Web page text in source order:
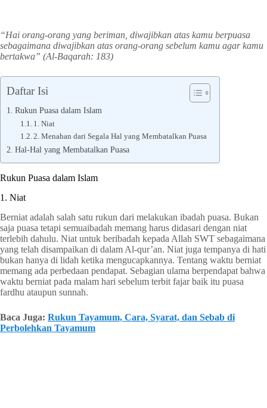
“Hai orang-orang yang beriman, diwajibkan atas kamu berpuasa
sebagaimana diwajibkan atas orang-orang sebelum kamu agar kamu
bertakwa” (Al-Baqarah: 183)
Daftar Isi
Rukun Puasa dalam Islam
1. Niat
2. Menahan dari Segala Hal yang Membatalkan Puasa
Hal-Hal yang Membatalkan Puasa
Rukun Puasa dalam Islam
1. Niat
Berniat adalah salah satu rukun dari melakukan ibadah puasa. Bukan
saja puasa tetapi semuaibadah memang harus didasari dengan niat
terlebih dahulu. Niat untuk beribadah kepada Allah SWT sebagaimana
yang telah disampaikan di dalam Al-qur’an. Niat juga tempanya di hati
bukan hanya di lidah ketika mengucapkannya. Tentang waktu berniat
memang ada perbedaan pendapat. Sebagian ulama berpendapat bahwa
waktu berniat pada malam hari sebelum terbit fajar baik itu puasa
fardhu ataupun sunnah.
Baca Juga: Rukun Tayamum, Cara, Syarat, dan Sebab di
Perbolehkan Tayamum